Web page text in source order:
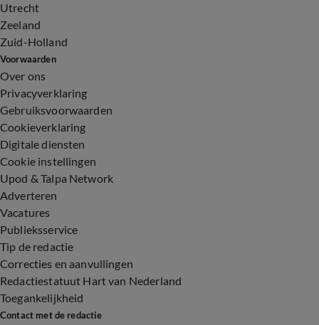
Utrecht
Zeeland
Zuid-Holland
Voorwaarden
Over ons
Privacyverklaring
Gebruiksvoorwaarden
Cookieverklaring
Digitale diensten
Cookie instellingen
Upod & Talpa Network
Adverteren
Vacatures
Publieksservice
Tip de redactie
Correcties en aanvullingen
Redactiestatuut Hart van Nederland
Toegankelijkheid
Contact met de redactie